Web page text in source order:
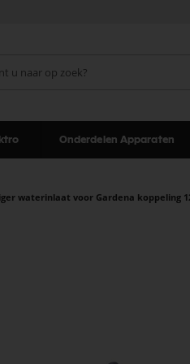
Onderdelen Apparaten
waterinlaat voor Gardena koppeling